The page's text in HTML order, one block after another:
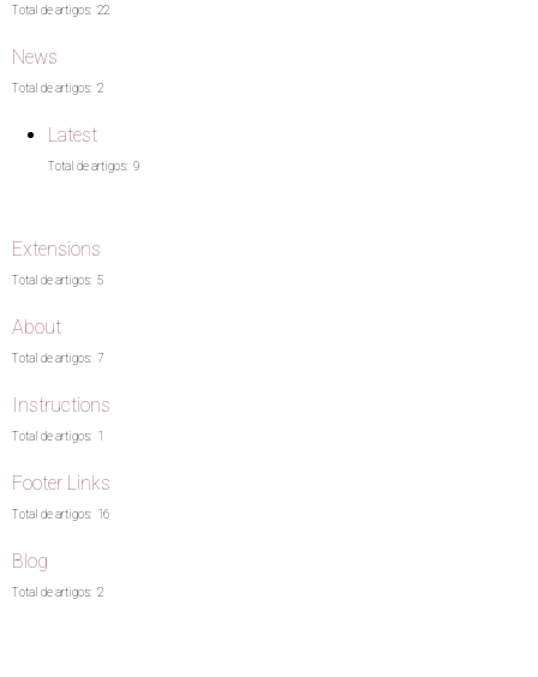
Total de artigos: 22
News
Total de artigos: 2
Latest
Total de artigos: 9
Extensions
Total de artigos: 5
About
Total de artigos: 7
Instructions
Total de artigos: 1
Footer Links
Total de artigos: 16
Blog
Total de artigos: 2